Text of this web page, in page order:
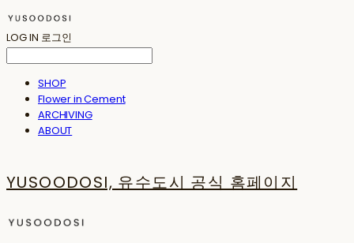
LOG IN 로그인
SHOP
Flower in Cement
ARCHIVING
ABOUT
YUSOODOSI, 유수도시 공식 홈페이지